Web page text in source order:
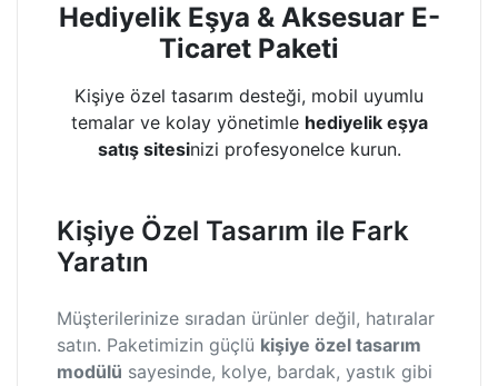
Hediyelik Eşya & Aksesuar E-
Ticaret Paketi
Kişiye özel tasarım desteği, mobil uyumlu
temalar ve kolay yönetimle hediyelik eşya
satış sitesinizi profesyonelce kurun.
Kişiye Özel Tasarım ile Fark
Yaratın
Müşterilerinize sıradan ürünler değil, hatıralar
satın. Paketimizin güçlü kişiye özel tasarım
modülü sayesinde, kolye, bardak, yastık gibi